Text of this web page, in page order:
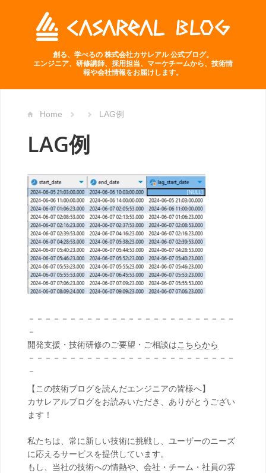
創る、学べるの 株式会社カサレアル 公式ブログ。
エンジニア、研修講師、採用担当、マーケチームから、技術情
報や会社情報をお届けします。
Home LAG例
LAG例
－－－－－－－－－－－－－－－－－－－－－－－－－
－
開発支援・技術研修のご要望・ご相談はこちらから
－－－－－－－－－－－－－－－－－－－－－－－－－
－
【この技術ブログを読んだエンジニアの皆様へ】
カサレアルブログをお読みいただき、ありがとうござい
ます！
私たちは、常に新しい技術に挑戦し、ユーザーのニーズ
に応えるサービスを提供しています。
もし、当社の技術への情熱や、会社・チーム・社員の雰